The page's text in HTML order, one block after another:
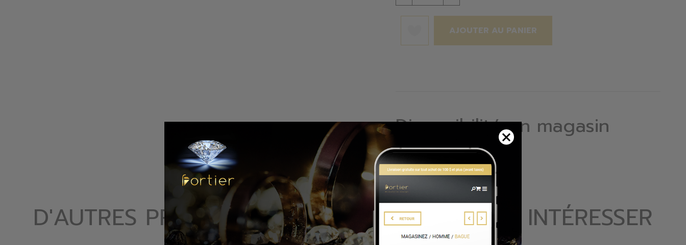
AJOUTER AU PANIER
Disponibilité en magasin
Bijouterie Fortier
D'AUTRES PRODUITS QUI POURRAIENT VOUS INTÉRESSER